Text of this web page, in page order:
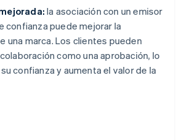
la asociación con un emisor
confianza puede mejorar la
una marca. Los clientes pueden
como una aprobación, lo
confianza y aumenta el valor de la